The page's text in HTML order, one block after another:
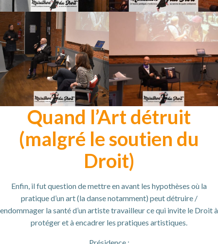
Quand l’Art détruit
(malgré le soutien du
Droit)
Enfin, il fut question de mettre en avant les hypothèses où la
pratique d’un art (la danse notamment) peut détruire /
endommager la santé d’un artiste travailleur ce qui invite le Droit à
protéger et à encadrer les pratiques artistiques.